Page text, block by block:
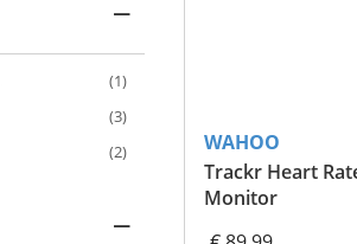
(1)
(3)
(2)
WAHOO
Trackr Heart
Monitor